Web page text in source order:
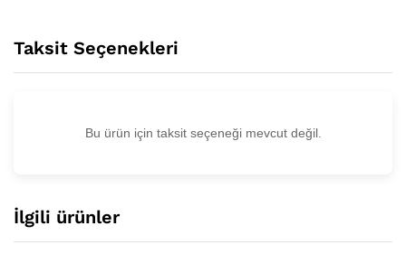
Taksit Seçenekleri
Bu ürün için taksit seçeneği mevcut değil.
İlgili ürünler